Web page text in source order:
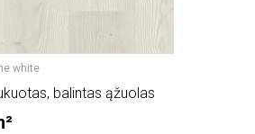
white
balintas ąžuolas